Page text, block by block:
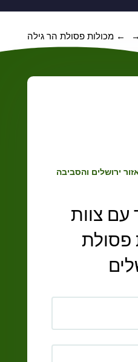
←מכולות פסולת הר גילה →
ירושלים והסביבה
עם צוות
פסולת